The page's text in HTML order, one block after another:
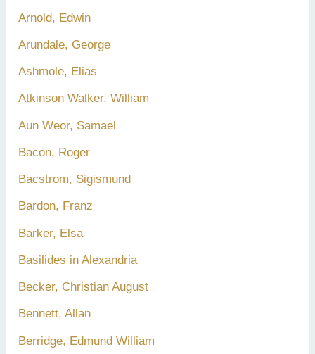
Arnold, Edwin
Arundale, George
Ashmole, Elias
Atkinson Walker, William
Aun Weor, Samael
Bacon, Roger
Bacstrom, Sigismund
Bardon, Franz
Barker, Elsa
Basilides in Alexandria
Becker, Christian August
Bennett, Allan
Berridge, Edmund William